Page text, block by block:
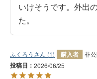
いけそうです。外出
た。
ふくろう 1 購入者 非
投稿日 2026/06/25